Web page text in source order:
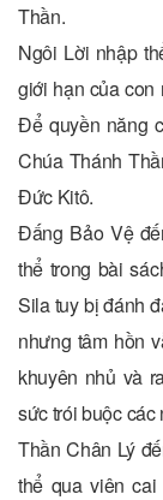
Thần.
Ngôi Lời nhập
giới hạn của con
Để quyền năng
Chúa Thánh
Đức Kitô.
Đấng Bảo Vệ
thể trong bài
Sila tuy bị đánh
nhưng tâm hồn
khuyên nhủ và
sức trói buộc các
Thần Chân Lý
thể qua viên